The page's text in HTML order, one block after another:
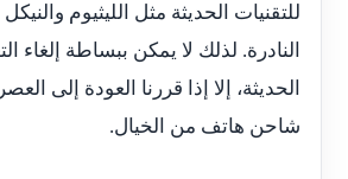
للتقنيات الحديثة مثل الليثيوم
النادرة. لذلك لا يمكن ببساطة إلغاء
الحديثة، إلا إذا قررنا العودة إلى
شاحن هاتف من الخيال.